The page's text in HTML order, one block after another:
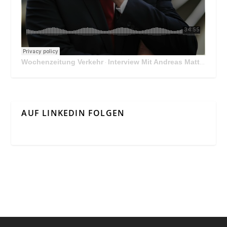
Wochenzeitung Verkehr · Interview Mit Andreas Matthä, CEO der ÖBB Holding
AUF LINKEDIN FOLGEN